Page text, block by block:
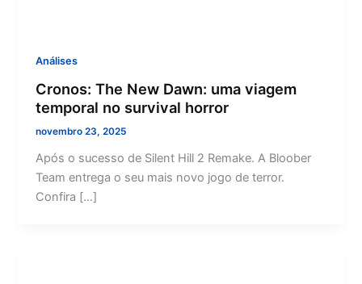
Análises
Cronos: The New Dawn: uma viagem
temporal no survival horror
novembro 23, 2025
Após o sucesso de Silent Hill 2 Remake. A Bloober
Team entrega o seu mais novo jogo de terror.
Confira […]